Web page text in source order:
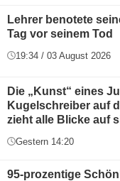
Lehrer benotete
Tag vor seinem Tod
19:34 / 03 August 2026
Die „Kunst“ eines
Kugelschreiber auf
zieht alle Blicke auf
Gestern 14:20
95-prozentige